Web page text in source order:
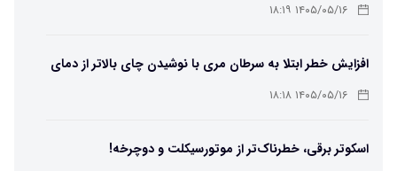
۱۴۰۵/۰۵/۱۶ ۱۸:۱۹
افزایش خطر ابتلا به سرطان مری با نوشیدن چای بالاتر از دمای
۶۵ درجه ۱۴۰۵/۰۵/۱۶ ۱۸:۱۸
اسکوتر برقی، خطرناک‌تر از موتورسیکلت و دوچرخه!